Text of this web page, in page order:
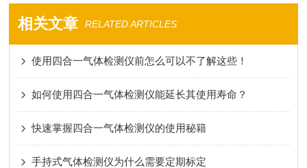
相关文章 RELATED ARTICLES
使用四合一气体检测仪前怎么可以不了解这些！
如何使用四合一气体检测仪能延长其使用寿命？
快速掌握四合一气体检测仪的使用秘籍
手持式气体检测仪为什么需要定期标定